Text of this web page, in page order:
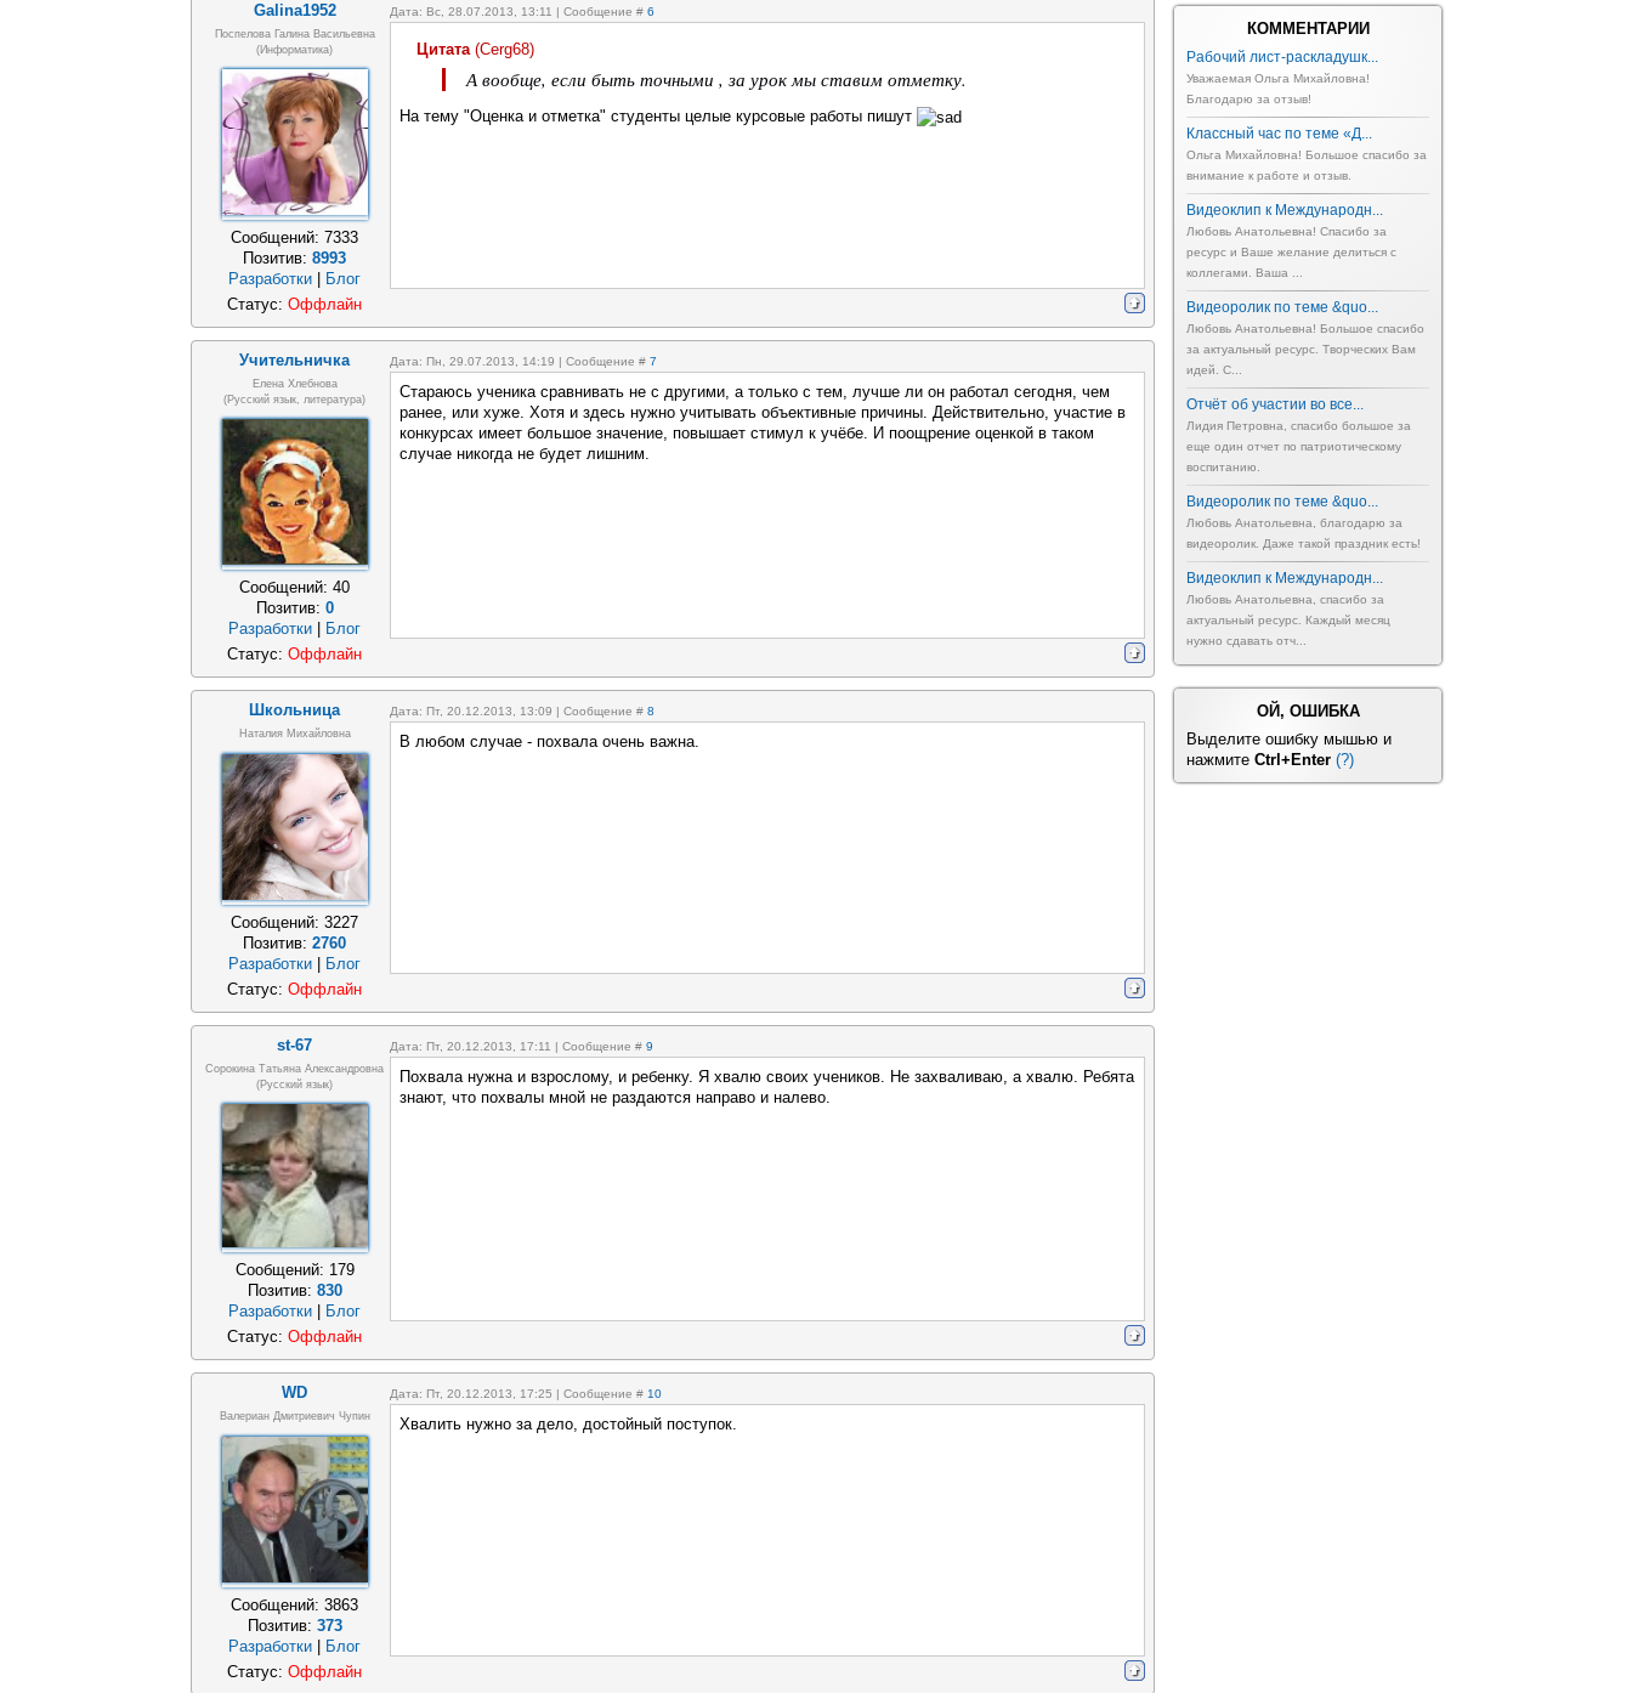
Galina1952 Дата: Вс, 28.07.2013, 13:11 | Сообщение # 6
Поспелова Галина Васильевна
(информатика)
Сообщений: 7333
Позитив: 8993
Разработки
Блог
Цитата(Cerg68)
А вообще, если быть точными , за урок мы ставим отметку.
На тему "Оценка и отметка" студенты целые курсовые работы пишут
Статус: Оффлайн
Учительничка Дата: Пн, 29.07.2013, 14:19 | Сообщение # 7
Елена Хлебнова
(Русский язык, литература)
Сообщений: 40
Позитив: 0
Разработки
Блог
Стараюсь ученика сравнивать не с другими, а только с тем, лучше ли он работал сегодня, чем
ранее, или хуже. Хотя и здесь нужно учитывать объективные причины. Действительно, участие в
конкурсах имеет большое значение, повышает стимул к учёбе. И поощрение оценкой в таком
случае никогда не будет лишним.
Статус: Оффлайн
Школьница Дата: Пт, 20.12.2013, 13:09 | Сообщение # 8
Наталия Михайловна
Сообщений: 3227
Позитив: 2760
Разработки
Блог
В любом случае - похвала очень важна.
Статус: Оффлайн
st-67 Дата: Пт, 20.12.2013, 17:11 | Сообщение # 9
Сорокина Татьяна Александровна
(русский язык)
Сообщений: 179
Позитив: 830
Разработки
Блог
Похвала нужна и взрослому, и ребенку. Я хвалю своих учеников. Не захваливаю, а хвалю. Ребята
знают, что похвалы мной не раздаются направо и налево.
Статус: Оффлайн
WD Дата: Пт, 20.12.2013, 17:25 | Сообщение # 10
Валериан Дмитриевич Чупин
Сообщений: 3863
Позитив: 373
Разработки
Блог
Хвалить нужно за дело, достойный поступок.
Статус: Оффлайн
КОММЕНТАРИИ
Рабочий лист-раскладушк...
Уважаемая Ольга Михайловна!
Благодарю за отзыв!
Классный час по теме «Д...
Ольга Михайловна! Большое спасибо за
внимание к работе и отзыв.
Видеоклип к Международн...
Любовь Анатольевна! Спасибо за
ресурс и Ваше желание делиться с
коллегами. Ваша ...
Видеоролик по теме &quo...
Любовь Анатольевна! Большое спасибо
за актуальный ресурс. Творческих Вам
идей. С...
Отчёт об участии во все...
Лидия Петровна, спасибо большое за
еще один отчет по патриотическому
воспитанию.
Видеоролик по теме &quo...
Любовь Анатольевна, благодарю за
видеоролик. Даже такой праздник есть!
Видеоклип к Международн...
Любовь Анатольевна, спасибо за
актуальный ресурс. Каждый месяц
нужно сдавать отч...
ОЙ, ОШИБКА
Выделите ошибку мышью и
нажмите Ctrl+Enter (?)